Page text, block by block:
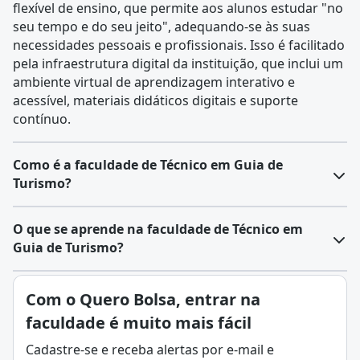
flexível de ensino, que permite aos alunos estudar "no
seu tempo e do seu jeito", adequando-se às suas
necessidades pessoais e profissionais. Isso é facilitado
pela infraestrutura digital da instituição, que inclui um
ambiente virtual de aprendizagem interativo e
acessível, materiais didáticos digitais e suporte
contínuo.
Como é a faculdade de Técnico em Guia de
Turismo?
O curso técnico em Guia de Turismo é ofertado em
diferentes modalidades, incluindo presencial, EaD e
para os estudantes. Segundo o Catálogo Nacional de
Cursos Técnicos (CNCT), até 20% da carga horária do
programa pode ser dedicada a atividades não
O que se aprende na faculdade de Técnico em
Guia de Turismo?
curso técnico em Guia de Turismo
profissionais para conduzir, planejar e organizar
itineráriosturísticos, acompanhando visitantes em
passeios e viagens, e prestando informações
Com o Quero Bolsa, entrar na
faculdade é muito mais fácil
Cadastre-se e receba alertas por e-mail e